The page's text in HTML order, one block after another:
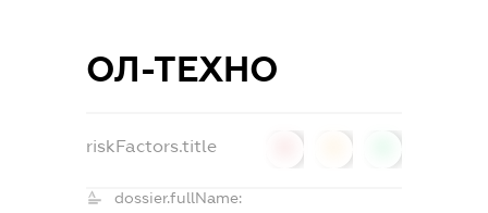
ОЛ-ТЕХНО
riskFactors.title
dossier.fullName: